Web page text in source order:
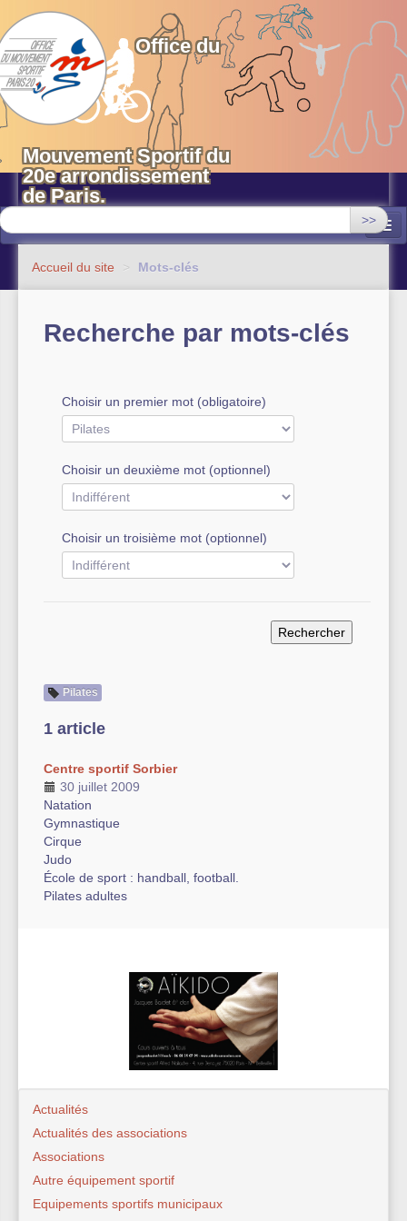
OMS 20 Paris
Office du
Mouvement Sportif du
20e arrondissement
de Paris.
>>
Equipements sportifs municipaux
OMS 20
Actualités
Autre équipement sportif
Actualités des associations
Accueil du site > Mots-clés
Recherche par mots-clés
Choisir un premier mot (obligatoire)
Choisir un deuxième mot (optionnel)
Choisir un troisième mot (optionnel)
Pilates
1 article
Centre sportif Sorbier
30 juillet 2009
Natation
Gymnastique
Cirque
Judo
École de sport : handball, football.
Pilates adultes
Actualités
Actualités des associations
Associations
Autre équipement sportif
Equipements sportifs municipaux